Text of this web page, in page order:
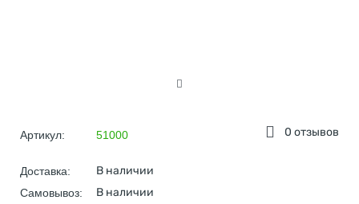
0 отзывов
Артикул: 51000
Доставка: В наличии
Самовывоз: В наличии